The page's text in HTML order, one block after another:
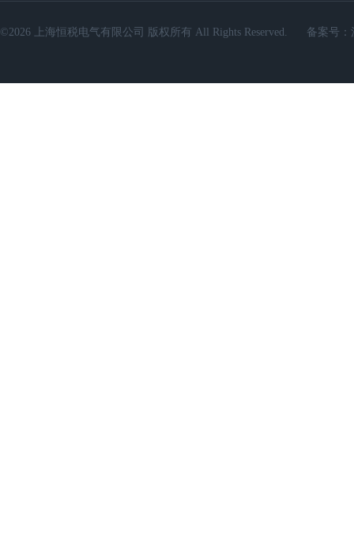
©2026 上海恒税电气有限公司 版权所有 All Rights Reserved. 备案号：